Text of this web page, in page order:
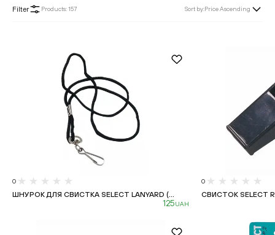
Filter Products:157 Sort by:Price Ascending
0
ШНУРОК ДЛЯ СВИСТКА SELECT LANYARD (...
125UAH
0
СВИСТОК SELECT